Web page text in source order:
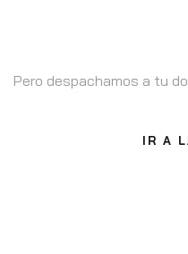
Pero despachamos a tu
IR A